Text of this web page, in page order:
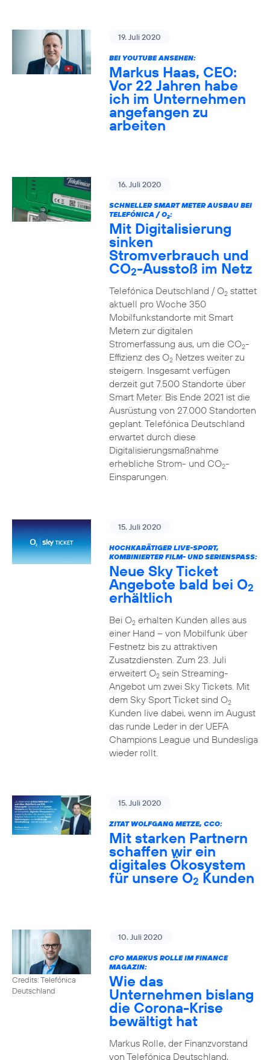
19. Juli 2020
BEI YOUTUBE ANSEHEN:
Markus Haas, CEO:
Vor 22 Jahren habe
ich im Unternehmen
angefangen zu
arbeiten
16. Juli 2020
SCHNELLER SMART METER AUSBAU BEI
TELEFÓNICA / O2:
Mit Digitalisierung
sinken
Stromverbrauch und
CO2-Ausstoß im Netz
Telefónica Deutschland / O2stattet
aktuell pro Woche 350
Mobilfunkstandorte mit Smart
Metern zur digitalen
Stromerfassung aus, um die CO2-
Effizienz des O2Netzes weiter zu
steigern. Insgesamt verfügen
derzeit gut 7.500 Standorte über
Smart Meter. Bis Ende 2021 ist die
Ausrüstung von 27.000 Standorten
geplant. Telefónica Deutschland
erwartet durch diese
Digitalisierungsmaßnahme
erhebliche Strom- und CO2-
Einsparungen.
15. Juli 2020
HOCHKARÄTIGER LIVE-SPORT,
KOMBINIERTER FILM- UND SERIENSPASS:
Neue Sky Ticket
Angebote bald bei O2
erhältlich
Bei O2erhalten Kunden alles aus
einer Hand – von Mobilfunk über
Festnetz bis zu attraktiven
Zusatzdiensten. Zum 23. Juli
erweitert O2sein Streaming-
Angebot um zwei Sky Tickets. Mit
dem Sky Sport Ticket sind O2
Kunden live dabei, wenn im August
das runde Leder in der UEFA
Champions League und Bundesliga
wieder rollt.
15. Juli 2020
ZITAT WOLFGANG METZE, CCO:
Mit starken Partnern
schaffen wir ein
digitales Ökosystem
für unsere O2 Kunden
Credits: Telefónica
Deutschland
10. Juli 2020
CFO MARKUS ROLLE IM FINANCE
MAGAZIN:
Wie das
Unternehmen bislang
die Corona-Krise
bewältigt hat
Markus Rolle, der Finanzvorstand
von Telefónica Deutschland,